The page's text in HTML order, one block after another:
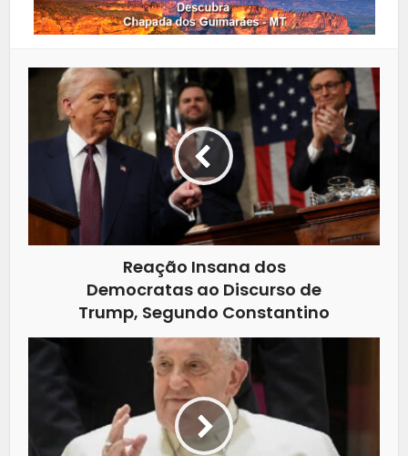
Reação Insana dos
Democratas ao Discurso de
Trump, Segundo Constantino